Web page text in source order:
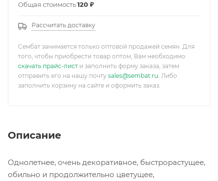
Общая стоимость120 ₽
Рассчитать доставку
Сембат занимается только оптовой продажей семян. Для
того, чтобы приобрести товар оптом, Вам необходимо
скачать прайс-лист и заполнить форму заказа, затем
отправить его на нашу почту sales@sembat.ru. Либо
заполнить корзину на сайте и оформить заказ.
Описание
Однолетнее, очень декоративное, быстрорастущее,
обильно и продолжительно цветущее,